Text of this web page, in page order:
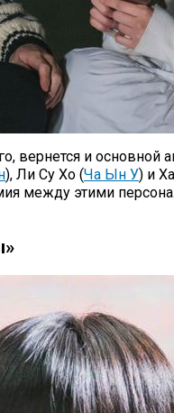
вернется и
), Ли Су Хо (Ча Ын У) и
между этими